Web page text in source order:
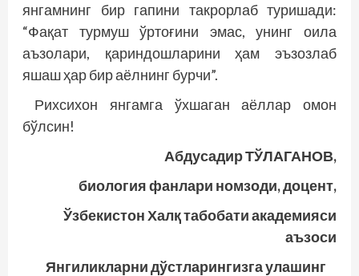
янгамнинг бир гапини такрорлаб туришади:
“Фақат турмуш ўртоғини эмас, унинг оила
аъзолари, қариндошларини ҳам эъзозлаб
яшаш ҳар бир аёлнинг бурчи”.
Рихсихон янгамга ўхшаган аёллар омон
бўлсин!
Абдусадир ТЎЛАГАНОВ,
биология фанлари номзоди, доцент,
Ўзбекистон Халқ табобати академияси
аъзоси
Янгиликларни дўстларингизга улашинг